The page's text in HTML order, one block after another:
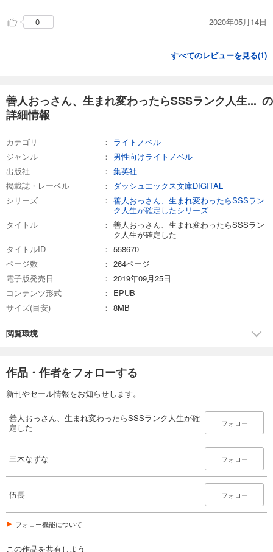
0 2020年05月14日
すべてのレビューを見る(1)
善人おっさん、生まれ変わったらSSSランク人生... の
詳細情報
カテゴリ
ライトノベル
ジャンル
男性向けライトノベル
出版社
集英社
掲載誌・レーベル
ダッシュエックス文庫DIGITAL
シリーズ
善人おっさん、生まれ変わったらSSSラン
ク人生が確定したシリーズ
タイトル
善人おっさん、生まれ変わったらSSSラン
ク人生が確定した
タイトルID
558670
ページ数
264ページ
電子版発売日
2019年09月25日
コンテンツ形式
EPUB
サイズ(目安)
8MB
閲覧環境
作品・作者をフォローする
新刊やセール情報をお知らせします。
善人おっさん、生まれ変わったらSSSランク人生が確
定した
フォロー
三木なずな フォロー
伍長 フォロー
フォロー機能について
この作品を共有しよう